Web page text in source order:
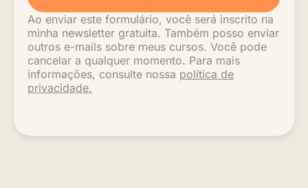
Ao enviar este formulário, você será inscrito na
minha newsletter gratuita. Também posso enviar
outros e-mails sobre meus cursos. Você pode
cancelar a qualquer momento. Para mais
informações, consulte nossa política de
privacidade.